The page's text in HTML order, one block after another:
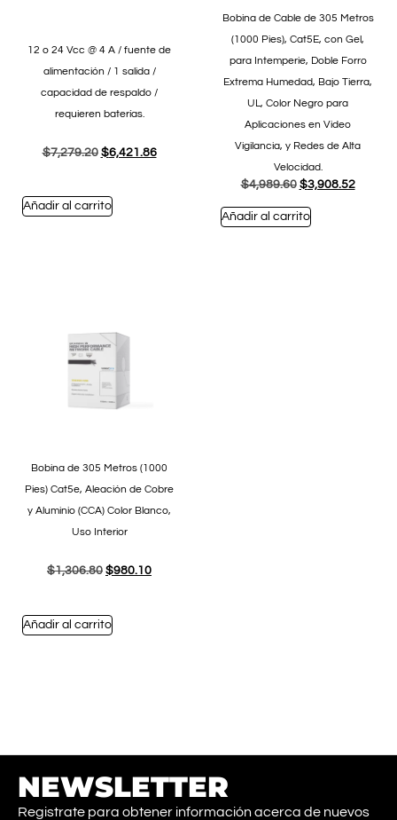
12 o 24 Vcc @ 4 A / fuente de
alimentación / 1 salida /
capacidad de respaldo /
requieren baterías.
$7,279.20 $6,421.86
Añadir al carrito
Bobina de Cable de 305 Metros
(1000 Pies), Cat5E, con Gel,
para Intemperie, Doble Forro
Extrema Humedad, Bajo Tierra,
UL, Color Negro para
Aplicaciones en Video
Vigilancia, y Redes de Alta
Velocidad.
$4,989.60 $3,908.52
Añadir al carrito
Bobina de 305 Metros (1000
Pies) Cat5e, Aleación de Cobre
y Aluminio (CCA) Color Blanco,
Uso Interior
$1,306.80 $980.10
Añadir al carrito
NEWSLETTER
Registrate para obtener información acerca de nuevos